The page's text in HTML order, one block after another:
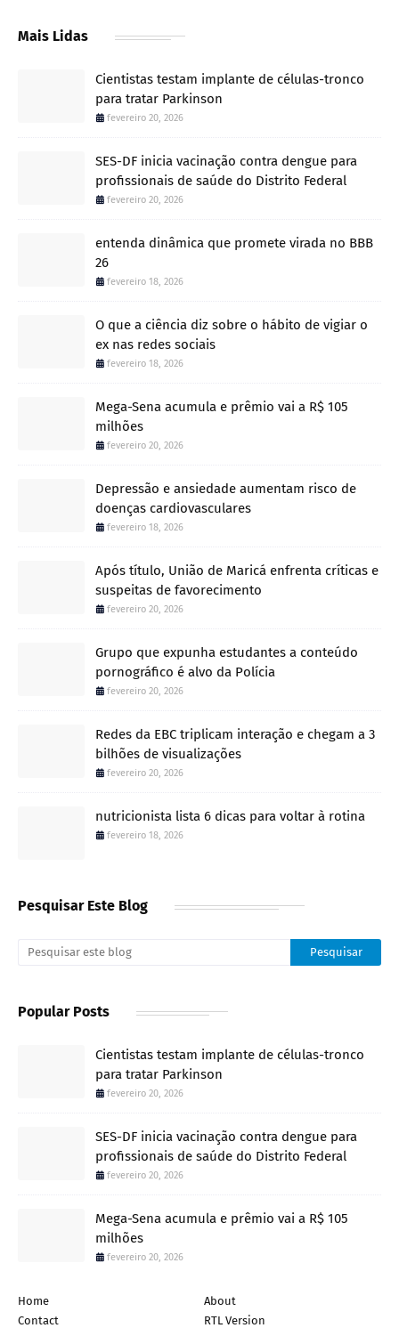
Mais Lidas
Cientistas testam implante de células-tronco
para tratar Parkinson
fevereiro 20, 2026
SES-DF inicia vacinação contra dengue para
profissionais de saúde do Distrito Federal
fevereiro 20, 2026
entenda dinâmica que promete virada no BBB
26
fevereiro 18, 2026
O que a ciência diz sobre o hábito de vigiar o
ex nas redes sociais
fevereiro 18, 2026
Mega-Sena acumula e prêmio vai a R$ 105
milhões
fevereiro 20, 2026
Depressão e ansiedade aumentam risco de
doenças cardiovasculares
fevereiro 18, 2026
Após título, União de Maricá enfrenta críticas e
suspeitas de favorecimento
fevereiro 20, 2026
Grupo que expunha estudantes a conteúdo
pornográfico é alvo da Polícia
fevereiro 20, 2026
Redes da EBC triplicam interação e chegam a 3
bilhões de visualizações
fevereiro 20, 2026
nutricionista lista 6 dicas para voltar à rotina
fevereiro 18, 2026
Pesquisar Este Blog
Popular Posts
Cientistas testam implante de células-tronco
para tratar Parkinson
fevereiro 20, 2026
SES-DF inicia vacinação contra dengue para
profissionais de saúde do Distrito Federal
fevereiro 20, 2026
Mega-Sena acumula e prêmio vai a R$ 105
milhões
fevereiro 20, 2026
Home
About
Contact
RTL Version